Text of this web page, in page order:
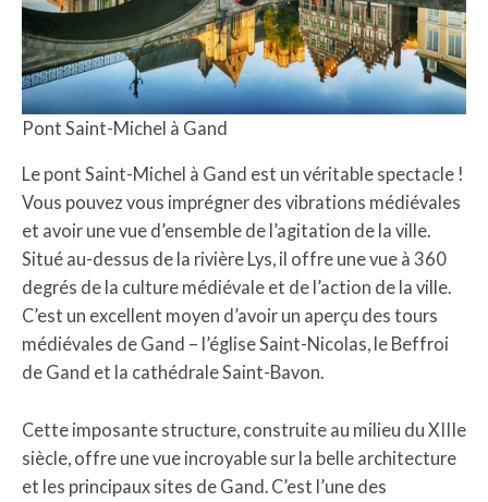
Pont Saint-Michel à Gand
Le pont Saint-Michel à Gand est un véritable spectacle !
Vous pouvez vous imprégner des vibrations médiévales
et avoir une vue d’ensemble de l’agitation de la ville.
Situé au-dessus de la rivière Lys, il offre une vue à 360
degrés de la culture médiévale et de l’action de la ville.
C’est un excellent moyen d’avoir un aperçu des tours
médiévales de Gand – l’église Saint-Nicolas, le Beffroi
de Gand et la cathédrale Saint-Bavon.
Cette imposante structure, construite au milieu du XIIIe
siècle, offre une vue incroyable sur la belle architecture
et les principaux sites de Gand. C’est l’une des